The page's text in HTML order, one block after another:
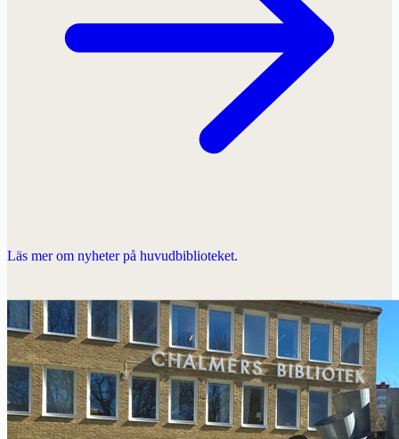
Läs mer om nyheter på huvudbiblioteket.